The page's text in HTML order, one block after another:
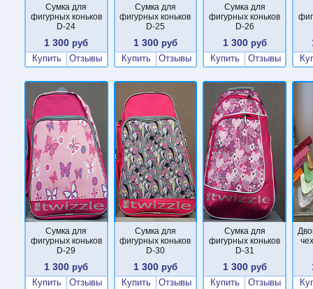
Сумка для
фигурных коньков
D-24
1 300 руб
Купить
Отзывы
Сумка для
фигурных коньков
D-25
1 300 руб
Купить
Отзывы
Сумка для
фигурных коньков
D-26
1 300руб
Купить
Отзывы
Сумка для
фигурных коньков
D-29
1 300 руб
Купить
Отзывы
Сумка для
фигурных коньков
D-30
1 300 руб
Купить
Отзывы
Сумка для
фигурных коньков
D-31
1 300руб
Купить
Отзывы